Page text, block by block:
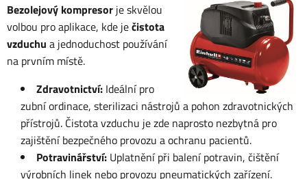
Bezolejový kompresor je skvělou
volbou pro aplikace, kde ječistota
vzduchu a jednoduchost používání
na prvním místě.
Zdravotnictví: Ideální pro
zubní ordinace, sterilizaci nástrojů a pohon zdravotnických
přístrojů. Čistota vzduchu je zde naprosto nezbytná pro
zajištění bezpečného provozu a ochranu pacientů.
Potravinářství: Uplatnění při balení potravin, čištění
výrobních linek nebo provozu pneumatických zařízení.